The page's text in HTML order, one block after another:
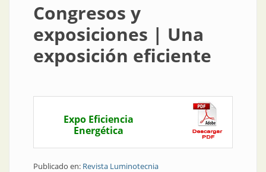
Congresos y
exposiciones | Una
exposición eficiente
Expo Eficiencia
Energética
Publicado en: Revista Luminotecnia